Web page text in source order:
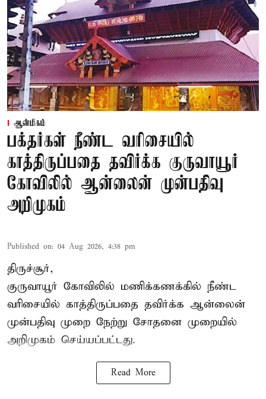
ஆன்மிகம்
பக்தர்கள் நீண்ட வரிசையில்
காத்திருப்பதை தவிர்க்க குருவாயூர்
கோவிலில் ஆன்லைன் முன்பதிவு
அறிமுகம்
Published on: 04 Aug 2026, 4:38 pm
திருச்சூர்,
குருவாயூர் கோவிலில் மணிக்கணக்கில் நீண்ட
வரிசையில் காத்திருப்பதை தவிர்க்க ஆன்லைன்
முன்பதிவு முறை நேற்று சோதனை முறையில்
அறிமுகம் செய்யப்பட்டது.
Read More